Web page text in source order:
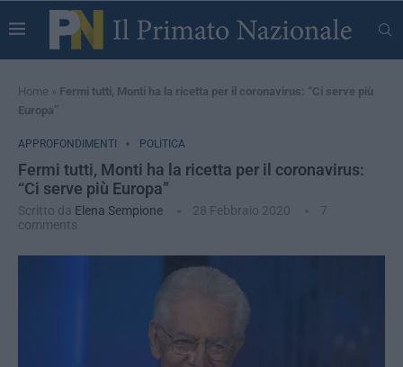
Home » Fermi tutti, Monti ha la ricetta per il coronavirus: “Ci serve più
Europa”
APPROFONDIMENTI POLITICA
Fermi tutti, Monti ha la ricetta per il coronavirus:
“Ci serve più Europa”
Scritto da Elena Sempione 28 Febbraio 2020
7
comments